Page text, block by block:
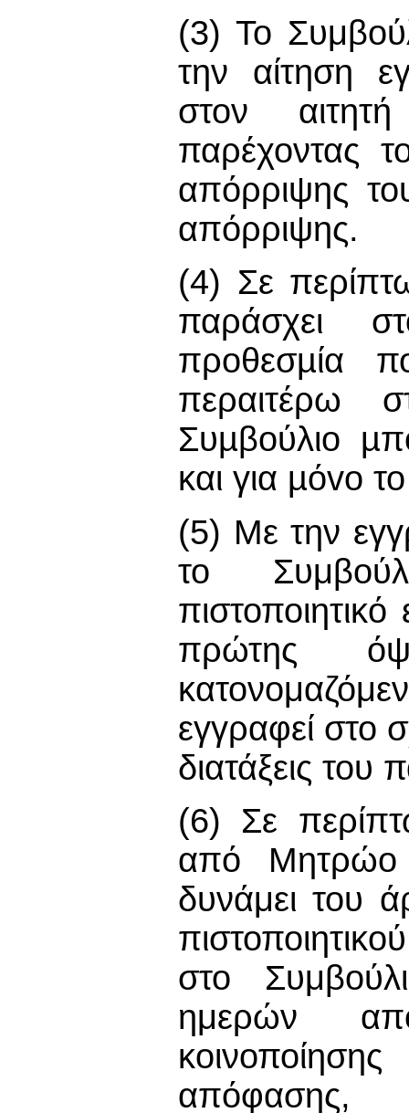
(3) Το
την αίτηση
στον
παρέχοντας
απόρριψης
απόρριψης.
(4) Σε
παράσχει
πρoθεσµία
περαιτέρω
Συµβoύλιo
και για µόvo
(5) Με την
το
πρώτης
εγγραφεί στο
διατάξεις
(6) Σε
από Μητρώο
δυνάμει του
στο
ημερών
απόφασης,